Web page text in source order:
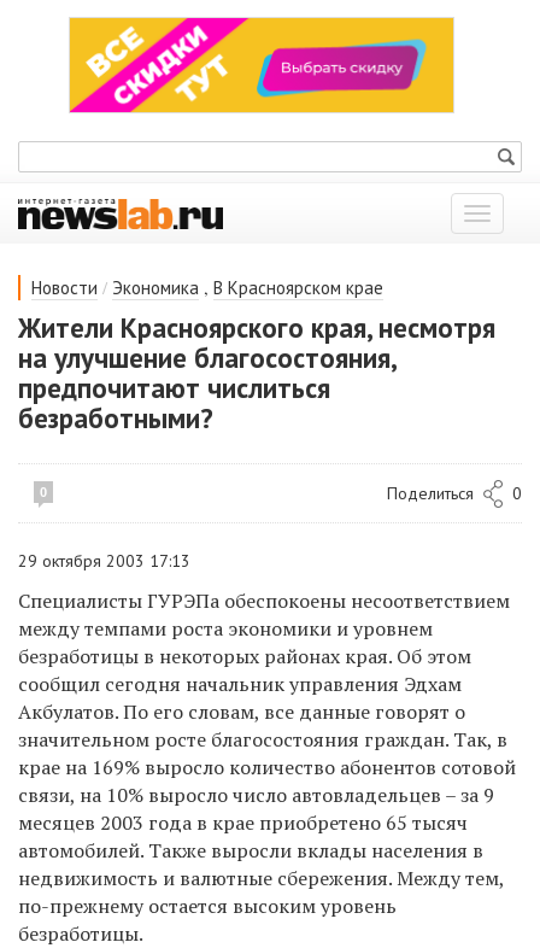
Показать
меню
Новости / Экономика , В Красноярском крае
Жители Красноярского края, несмотря
на улучшение благосостояния,
предпочитают числиться
безработными?
0 Поделиться 0
29 октября 2003 17:13
Специалисты ГУРЭПа обеспокоены несоответствием
между темпами роста экономики и уровнем
безработицы в некоторых районах края. Об этом
сообщил сегодня начальник управления Эдхам
Акбулатов. По его словам, все данные говорят о
значительном росте благосостояния граждан. Так, в
крае на 169% выросло количество абонентов сотовой
связи, на 10% выросло число автовладельцев – за 9
месяцев 2003 года в крае приобретено 65 тысяч
автомобилей. Также выросли вклады населения в
недвижимость и валютные сбережения. Между тем,
по-прежнему остается высоким уровень
безработицы.